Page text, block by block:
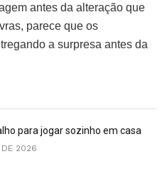
antes da alteração que
parece que os
a surpresa antes da
para jogar sozinho em casa
2026